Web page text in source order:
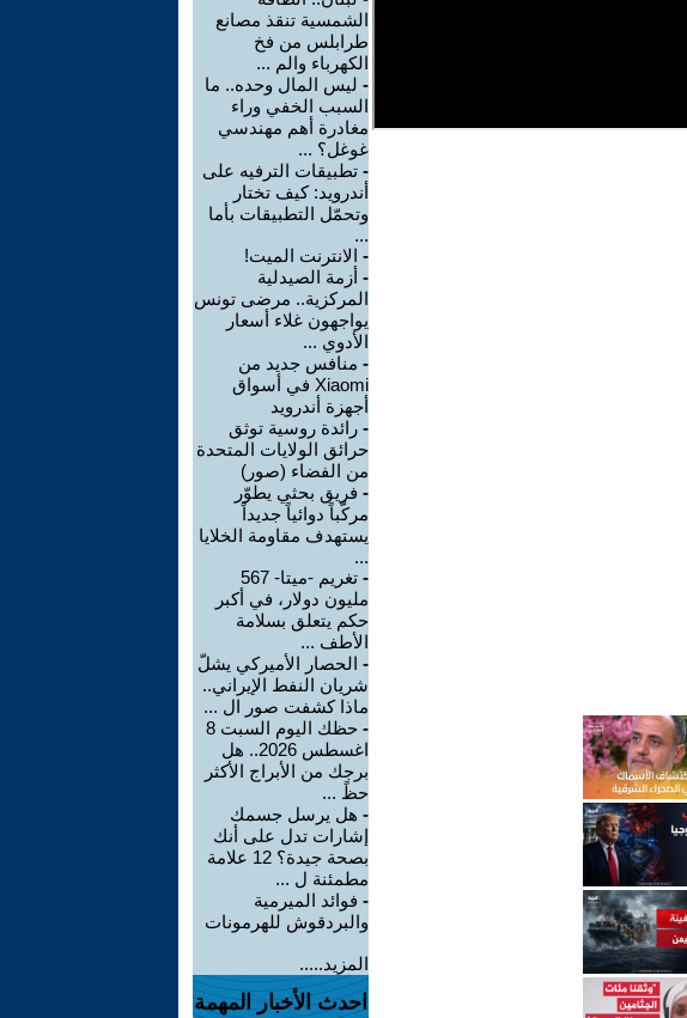
الشمسية تنقذ مصانع
طرابلس من فخ
الكهرباء والم ...
- ليس المال وحده.. ما
السبب الخفي وراء
مغادرة أهم مهندسي
غوغل؟ ...
- تطبيقات الترفيه على
أندرويد: كيف تختار
وتحمّل التطبيقات بأما
...
- الانترنت الميت!
- أزمة الصيدلية
المركزية.. مرضى تونس
يواجهون غلاء أسعار
الأدوي ...
- منافس جديد من
Xiaomi في أسواق
أجهزة أندرويد
- رائدة روسية توثق
حرائق الولايات المتحدة
من الفضاء (صور)
- فريق بحثي يطوّر
مركّباً دوائياً جديداً
يستهدف مقاومة الخلايا
...
-
تغريم -ميتا- 567
مليون دولار، في أكبر
حكم يتعلق بسلامة
الأطف ...
- الحصار الأميركي يشلّ
شريان النفط الإيراني..
ماذا كشفت صور ال ...
-
حظك اليوم السبت 8
اغسطس 2026.. هل
برجك من الأبراج الأكثر
حظً ...
- هل يرسل جسمك
إشارات تدل على أنك
بصحة جيدة؟ 12 علامة
مطمئنة ل ...
- فوائد الميرمية
والبردقوش للهرمونات
المزيد.....
احدث الأخبار المهمة